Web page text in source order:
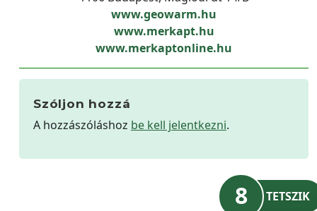
www.geowarm.hu
www.merkapt.hu
www.merkaptonline.hu
Szóljon hozzá
A hozzászóláshoz be kell jelentkezni.
8 TETSZIK